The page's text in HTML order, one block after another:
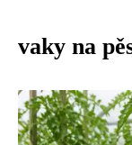
vaky na